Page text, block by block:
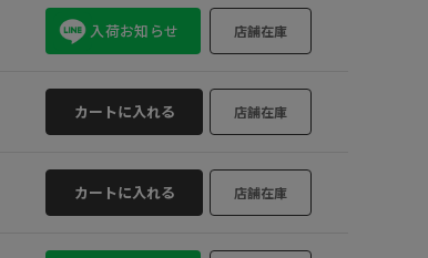
入荷お知らせ 店舗在庫
カートに入れる 店舗在庫
カートに入れる 店舗在庫